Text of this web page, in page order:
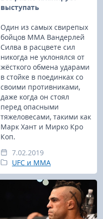
выступать
Один из самых свирепых
бойцов ММА Вандерлей
Силва в расцвете сил
никогда не уклонялся от
жёсткого обмена ударами
в стойке в поединках со
своими противниками,
даже когда он стоял
перед опасными
тяжеловесами, такими как
Марк Хант и Мирко Кро
Коп.
7.02.2019
UFC и MMA